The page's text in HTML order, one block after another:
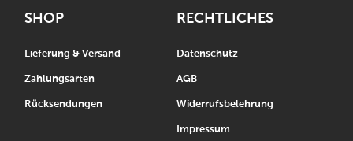
SHOP
Lieferung & Versand
Zahlungsarten
Rücksendungen
RECHTLICHES
Datenschutz
AGB
Widerrufsbelehrung
Impressum